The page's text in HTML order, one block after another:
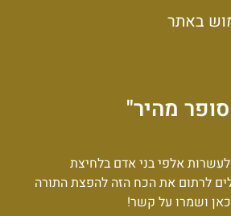
באתר
מהיר"
אלפי בני אדם בלחיצת
לרתום את הכח הזה להפצת התורה
כאן ושמרו על קשר!